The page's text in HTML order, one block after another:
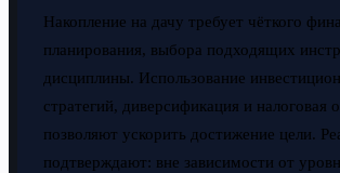
Накопление на дачу требует чёткого
планирования, выбора подходящих
дисциплины. Использование
стратегий, диверсификация и налоговая
позволяют ускорить достижение цели.
подтверждают: вне зависимости от